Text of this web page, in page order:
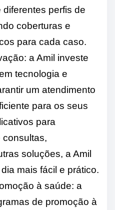
perfis de
coberturas e
para cada caso.
a Amil investe
tecnologia e
um atendimento
para os seus
para
consultas,
soluções, a Amil
mais fácil e prático.
à saúde: a
de promoção à